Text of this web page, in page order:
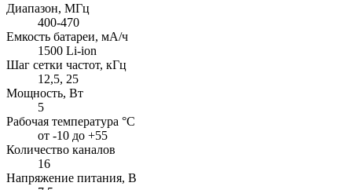
Диапазон, МГц
400-470
Емкость батареи, мА/ч
1500 Li-ion
Шаг сетки частот, кГц
12,5, 25
Мощность, Вт
5
Рабочая температура °С
от -10 до +55
Количество каналов
16
Напряжение питания, В